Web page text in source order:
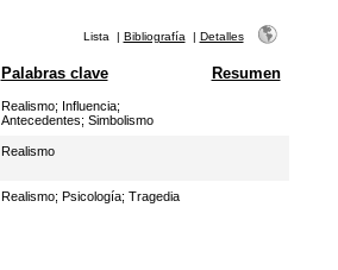
Lista | Bibliografía | Detalles
Palabras clave Resumen
Realismo; Influencia;
Antecedentes; Simbolismo
Realismo
Realismo; Psicología; Tragedia